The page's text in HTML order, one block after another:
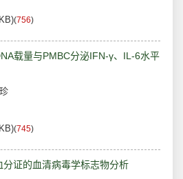
(756)
载量与PMBC分泌IFN-γ、IL-6水平
(745)
证的血清病毒学标志物分析